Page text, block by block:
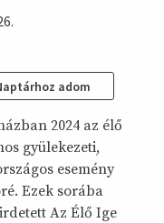
adom
2024 az élő
gyülekezeti,
esemény
Ezek sorába
Az Élő Ige